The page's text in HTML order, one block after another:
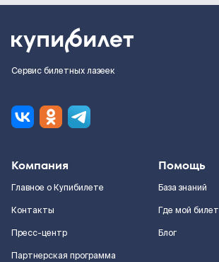
Сервис билетных лазеек
Компания
Главное о Купибилете
Контакты
Пресс-центр
Партнерская программа
Помощь
База знаний
Где мой билет
Блог